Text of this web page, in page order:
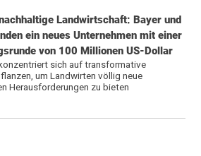
Landwirtschaft: Bayer und
ein neues Unternehmen mit einer
von 100 Millionen US-Dollar
sich auf transformative
um Landwirten völlig neue
Herausforderungen zu bieten